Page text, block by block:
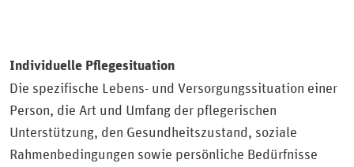
Individuelle Pflegesituation
Die spezifische Lebens- und Versorgungssituation einer
Person, die Art und Umfang der pflegerischen
Unterstützung, den Gesundheitszustand, soziale
Rahmenbedingungen sowie persönliche Bedürfnisse